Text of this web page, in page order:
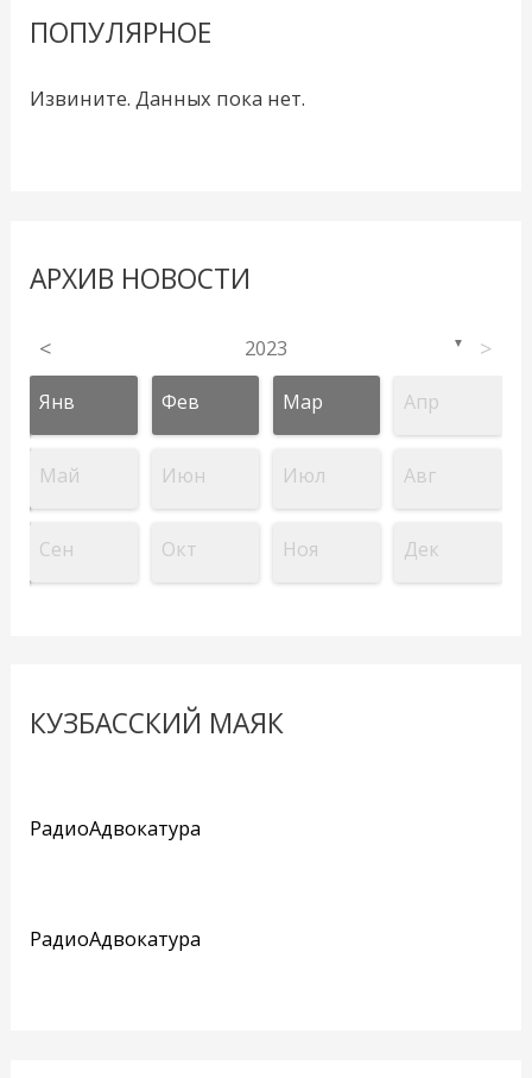
ПОПУЛЯРНОЕ
Извините. Данных пока нет.
АРХИВ НОВОСТИ
< 2023 ▼ >
Янв Фев Мар Апр
Май Июн Июл Авг
Сен Окт Ноя Дек
КУЗБАССКИЙ МАЯК
РадиоАдвокатура
РадиоАдвокатура